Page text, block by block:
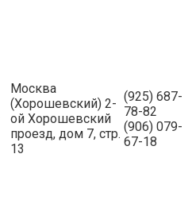
Москва
(Хорошевский) 2-
ой Хорошевский
проезд, дом 7, стр.
13
(925) 687-
78-82
(906) 079-
67-18